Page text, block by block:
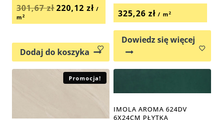
301,67zł cena
220,12zł cena
220,12 zł.
/
m2
Dodaj do koszyka
325,26zł / m2
Dowiedz się więcej
Promocja!
IMOLA AROMA 624DV
6X24CM PŁYTKA